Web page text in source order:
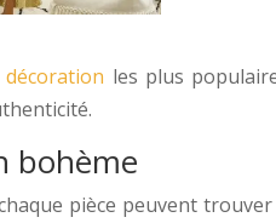
décoration les plus
bohème
pièce peuvent